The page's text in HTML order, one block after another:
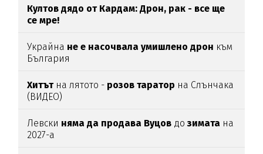
Култов дядо от Кардам: Дрон, рак - все ще
се мре!
Украйна не е насочвала умишлено дрон към
България
Хитътна лятото - розов таратор на Слънчака
(ВИДЕО)
Левски няма да продава Вуцов дозимата на
2027-а